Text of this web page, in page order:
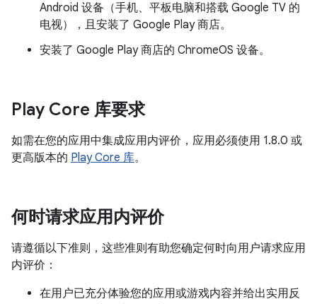
Android 设备（手机、平板电脑和搭载 Google TV 的
电视），且安装了 Google Play 商店。
安装了 Google Play 商店的 ChromeOS 设备。
Play Core 库要求
如需在您的应用中集成应用内评价，应用必须使用 1.8.0 或
更高版本的 Play Core 库。
何时请求应用内评价
请遵循以下准则，这些准则有助您确定何时向用户请求应用
内评价：
在用户已充分体验您的应用或游戏内容并给出实用反